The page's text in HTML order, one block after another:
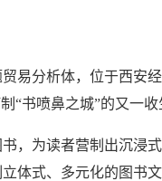
分析体，位于西安经
“书喷鼻之城”的又一收
为读者营制出沉浸式
体式、多元化的图书文